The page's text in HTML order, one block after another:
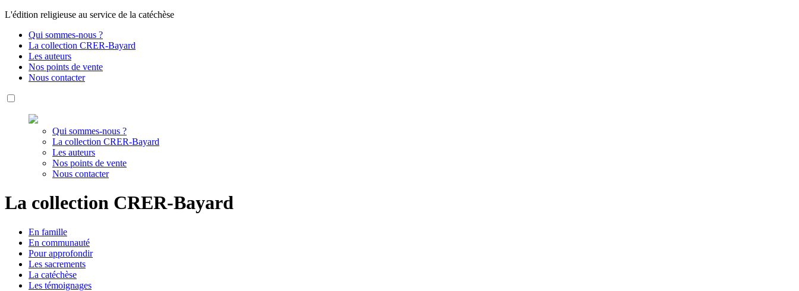
L'édition religieuse au service de la catéchèse
Qui sommes-nous ?
La collection CRER-Bayard
Les auteurs
Nos points de vente
Nous contacter
Qui sommes-nous ?
La collection CRER-Bayard
Les auteurs
Nos points de vente
Nous contacter
La collection CRER-Bayard
En famille
En communauté
Pourapprofondir
Les sacrements
La catéchèse
Les témoignages